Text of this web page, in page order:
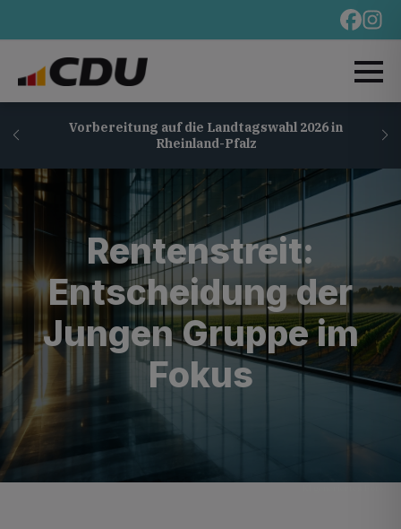
Vorbereitung auf die Landtagswahl 2026 in
Rheinland-Pfalz
Rentenstreit:
Entscheidung der
Jungen Gruppe im
Fokus